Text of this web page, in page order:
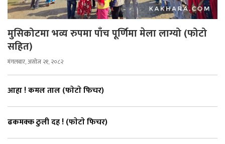
मुसिकोटमा भव्य रुपमा पाँच पूर्णिमा मेला लाग्यो (फोटो
सहित)
मंगलबार, असोज २१, २०८२
आहा ! कमल ताल (फाेटाे फिचर)
ढकमक्क ठुली दह ! (फाेटाे फिचर)